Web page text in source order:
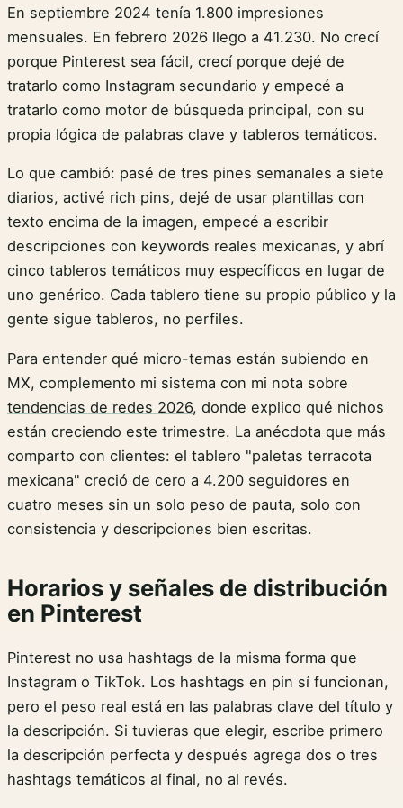
En septiembre 2024 tenía 1.800 impresiones
mensuales. En febrero 2026 llego a 41.230. No crecí
porque Pinterest sea fácil, crecí porque dejé de
tratarlo como Instagram secundario y empecé a
tratarlo como motor de búsqueda principal, con su
propia lógica de palabras clave y tableros temáticos.
Lo que cambió: pasé de tres pines semanales a siete
diarios, activé rich pins, dejé de usar plantillas con
texto encima de la imagen, empecé a escribir
descripciones con keywords reales mexicanas, y abrí
cinco tableros temáticos muy específicos en lugar de
uno genérico. Cada tablero tiene su propio público y la
gente sigue tableros, no perfiles.
Para entender qué micro-temas están subiendo en
MX, complemento mi sistema con mi nota sobre
tendencias de redes 2026, donde explico qué nichos
están creciendo este trimestre. La anécdota que más
comparto con clientes: el tablero "paletas terracota
mexicana" creció de cero a 4.200 seguidores en
cuatro meses sin un solo peso de pauta, solo con
consistencia y descripciones bien escritas.
Horarios y señales de distribución
en Pinterest
Pinterest no usa hashtags de la misma forma que
Instagram o TikTok. Los hashtags en pin sí funcionan,
pero el peso real está en las palabras clave del título y
la descripción. Si tuvieras que elegir, escribe primero
la descripción perfecta y después agrega dos o tres
hashtags temáticos al final, no al revés.